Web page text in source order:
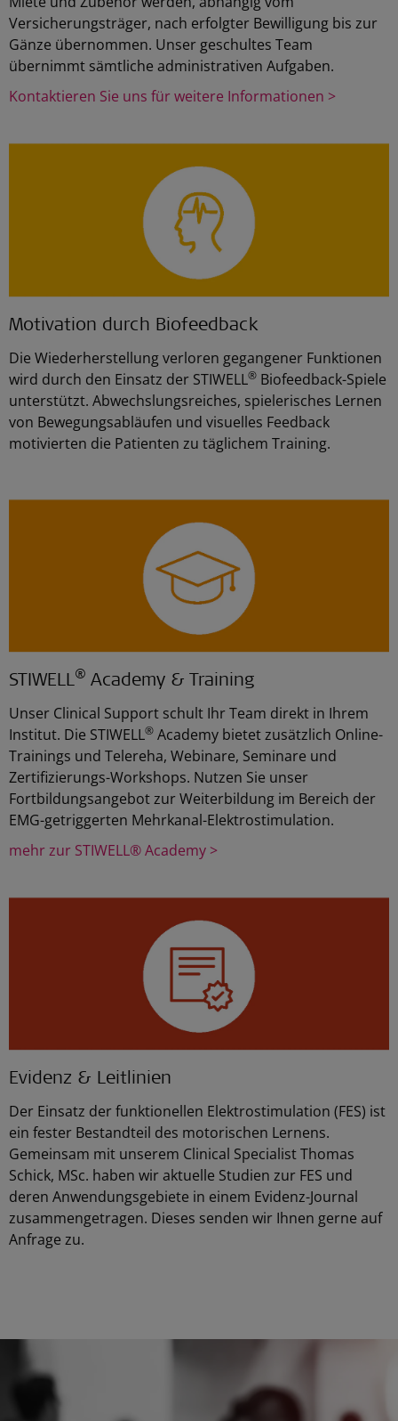
Versicherungsträger, nach erfolgter Bewilligung bis zur
Gänze übernommen. Unser geschultes Team
übernimmt sämtliche administrativen Aufgaben.
Kontaktieren Sie uns für weitere Informationen >
Motivation durch Biofeedback
Die Wiederherstellung verloren gegangener Funktionen
wird durch den Einsatz der STIWELL® Biofeedback-Spiele
unterstützt. Abwechslungsreiches, spielerisches Lernen
von Bewegungsabläufen und visuelles Feedback
motivierten die Patienten zu täglichem Training.
STIWELL® Academy & Training
Unser Clinical Support schult Ihr Team direkt in Ihrem
Institut. Die STIWELL® Academy bietet zusätzlich Online-
Trainings und Telereha, Webinare, Seminare und
Zertifizierungs-Workshops. Nutzen Sie unser
Fortbildungsangebot zur Weiterbildung im Bereich der
EMG-getriggerten Mehrkanal-Elektrostimulation.
mehr zur STIWELL® Academy >
Evidenz & Leitlinien
Der Einsatz der funktionellen Elektrostimulation (FES) ist
ein fester Bestandteil des motorischen Lernens.
Gemeinsam mit unserem Clinical Specialist Thomas
Schick, MSc. haben wir aktuelle Studien zur FES und
deren Anwendungsgebiete in einem Evidenz-Journal
zusammengetragen. Dieses senden wir Ihnen gerne auf
Anfrage zu.